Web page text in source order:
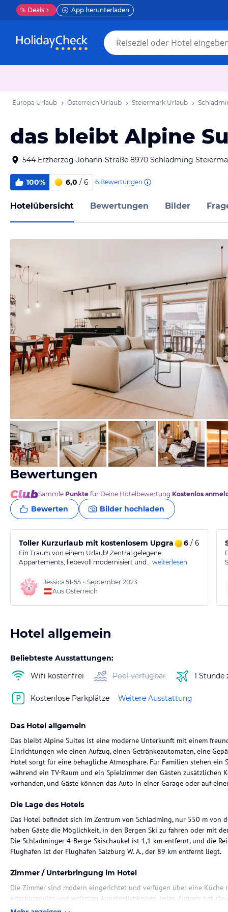
% Deals App herunterladen
Europa Urlaub Österreich Urlaub Steiermark Urlaub
das bleibt Alpine
544 Erzherzog-Johann-Straße 8970 Schladming
100% 6,0 / 6 6 Bewertungen
Hotelübersicht Bewertungen Bilder
vom Hotelier, Juni 2021
Bewertungen
Sammle Punkte für Deine Hotelbewertung.Kostenlos
Bewerten Bilder hochladen
Toller Kurzurlaub mit kostenlosem Upgrade!6 / 6
Ein Traum von einem Urlaub! Zentral gelegene
Appartements, liebevoll modernisiert und… weiterlesen
Jessica 51-55 • September 2023
Aus Österreich
Hotel allgemein
Beliebteste Ausstattungen:
Wifi kostenfrei
Pool verfügbar 1
Kostenlose Parkplätze Weitere Ausstattung
Das Hotel allgemein
Das bleibt Alpine Suites ist eine moderne Unterkunft mit einem
Einrichtungen wie einen Aufzug, einen Getränkeautomaten, eine
Hotel sorgt für eine behagliche Atmosphäre. Für Familien stehen
während ein TV-Raum und ein Spielzimmer den Gästen zusätzlichen
vorhanden, und Gäste können das Auto in einer Garage oder auf
Die Lage des Hotels
Das Hotel befindet sich im Zentrum von Schladming, nur 550 m von
haben Gäste die Möglichkeit, in den Bergen Ski zu fahren oder mit
Die Schladminger 4-Berge-Skischaukel ist 1,1 km entfernt, und die
Flughafen ist der Flughafen Salzburg W. A., der 89 km entfernt liegt.
Zimmer / Unterbringung im Hotel
Die Zimmer sind modern eingerichtet und verfügen über eine Küche
Geschirrspüler und weiteren Annehmlichkeiten. Jedes Zimmer hat
Haartrockner ausgestattet ist. Eine Klimaanlage und Heizung sorgen